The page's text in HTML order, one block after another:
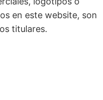
en este website, son
titulares.